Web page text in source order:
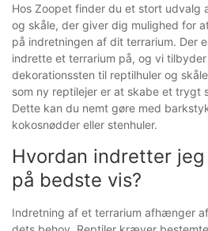
Hos Zoopet finder du et stort udvalg
og skåle, der giver dig mulighed for
på indretningen af dit terrarium. Der
indrette et terrarium på, og vi
dekorationssten til reptilhuler og
som ny reptilejer er at skabe et trygt
Dette kan du nemt gøre med
kokosnødder eller stenhuler.
Hvordan indretter
på bedste vis?
Indretning af et terrarium afhænger